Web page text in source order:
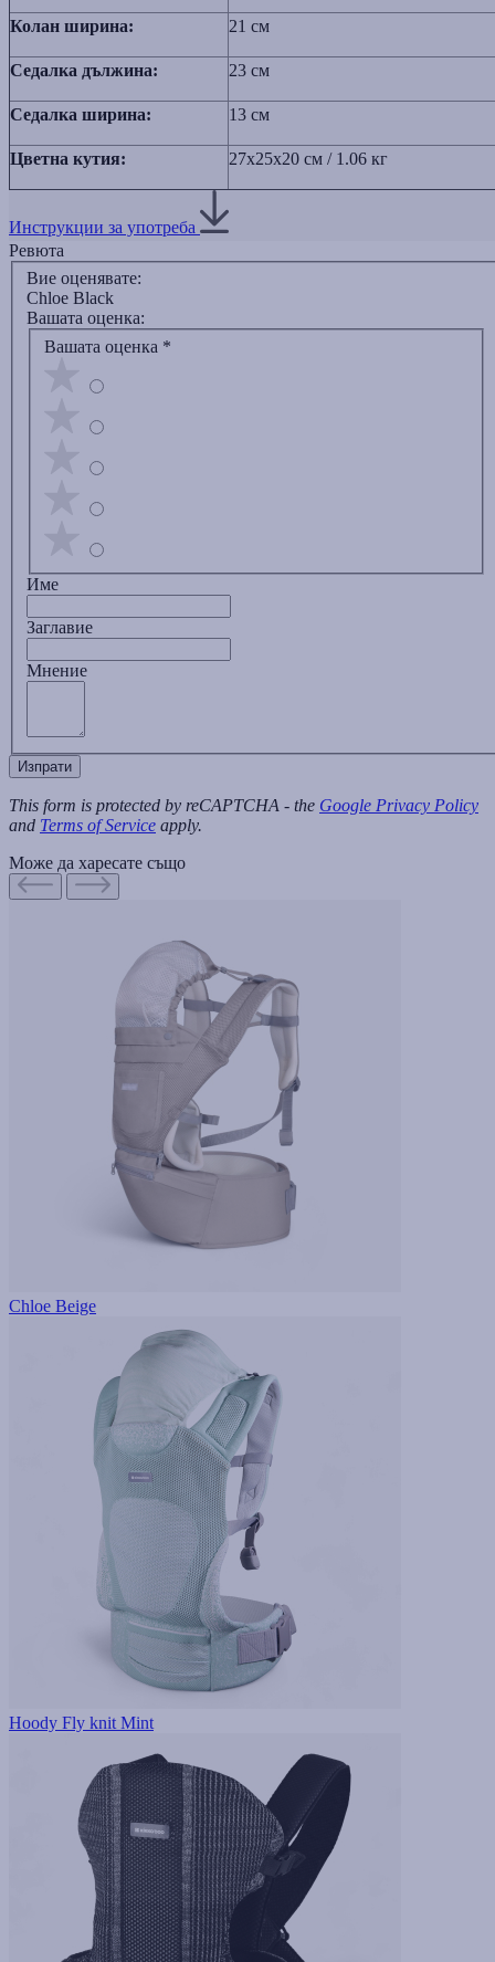
Колан ширина: 21 см
Седалка дължина: 23 см
Седалка ширина: 13 см
Цветна кутия: 27x25x20 см / 1.06 кг
Инструкции за употреба
Ревюта
Вие оценявате:
Chloe Black
Вашата оценка:
Вашата оценка *
Име
Заглавиe
Мнение
Изпрати
This form is protected by reCAPTCHA - the Google Privacy Policy
and Terms of Service apply.
Може да харесате също
Chloe Beige
Hoody Fly knit Mint